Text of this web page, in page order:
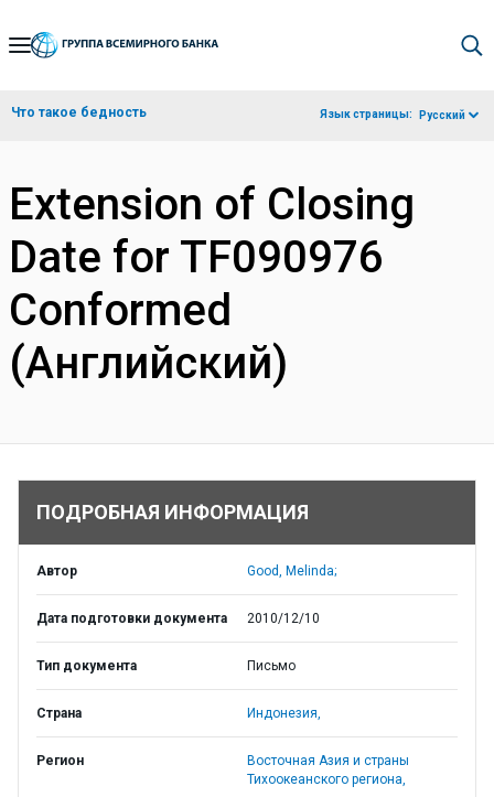
Skip
Navigation
Что такое бедность Язык страницы: Русский
Extension of Closing
Date for TF090976
Conformed
(Английский)
ПОДРОБНАЯ ИНФОРМАЦИЯ
Автор Good, Melinda;
Дата подготовки документа 2010/12/10
Тип документа Письмо
Страна Индонезия,
Регион
Восточная Азия и страны
Тихоокеанского региона,